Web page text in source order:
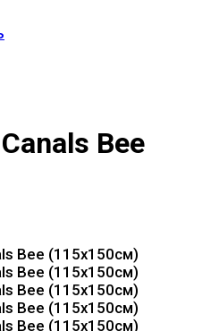
Bee